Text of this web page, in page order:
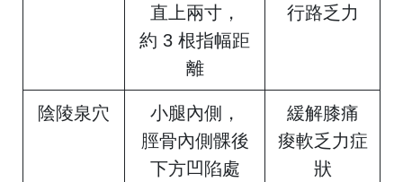
直上兩寸，
約 3 根指幅距
離
行路乏力
陰陵泉穴
小腿內側，
脛骨內側髁後
下方凹陷處
緩解膝痛
痠軟乏力症
狀